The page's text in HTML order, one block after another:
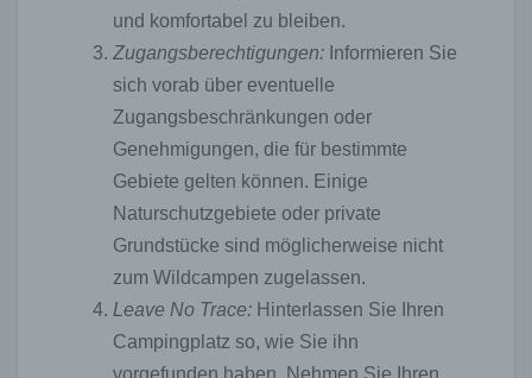
und komfortabel zu bleiben.
Zugangsberechtigungen: Informieren Sie
sich vorab über eventuelle
Zugangsbeschränkungen oder
Genehmigungen, die für bestimmte
Gebiete gelten können. Einige
Naturschutzgebiete oder private
Grundstücke sind möglicherweise nicht
zum Wildcampen zugelassen.
Leave No Trace: Hinterlassen Sie Ihren
Campingplatz so, wie Sie ihn
vorgefunden haben. Nehmen Sie Ihren
Bei der Nutzung dieser allgemeinen Daten und
Informationen ziehen wird keine Rückschlüsse auf
die betroffene Person. Diese Informationen werden
Internetseite korrekt auszuliefern, (2) die Inhalte
unserer Internetseite sowie die Werbung für diese
zu optimieren, (3) die dauerhafte Funktionsfähigkeit
unserer informationstechnologischen Systeme und
der Technik unserer Internetseite zu gewährleisten
sowie (4) um Strafverfolgungsbehörden im Falle
eines Cyberangriffes die zur Strafverfolgung
notwendigen Informationen bereitzustellen. Diese
anonym erhobenen Daten und Informationen
werden durch uns daher einerseits statistisch und